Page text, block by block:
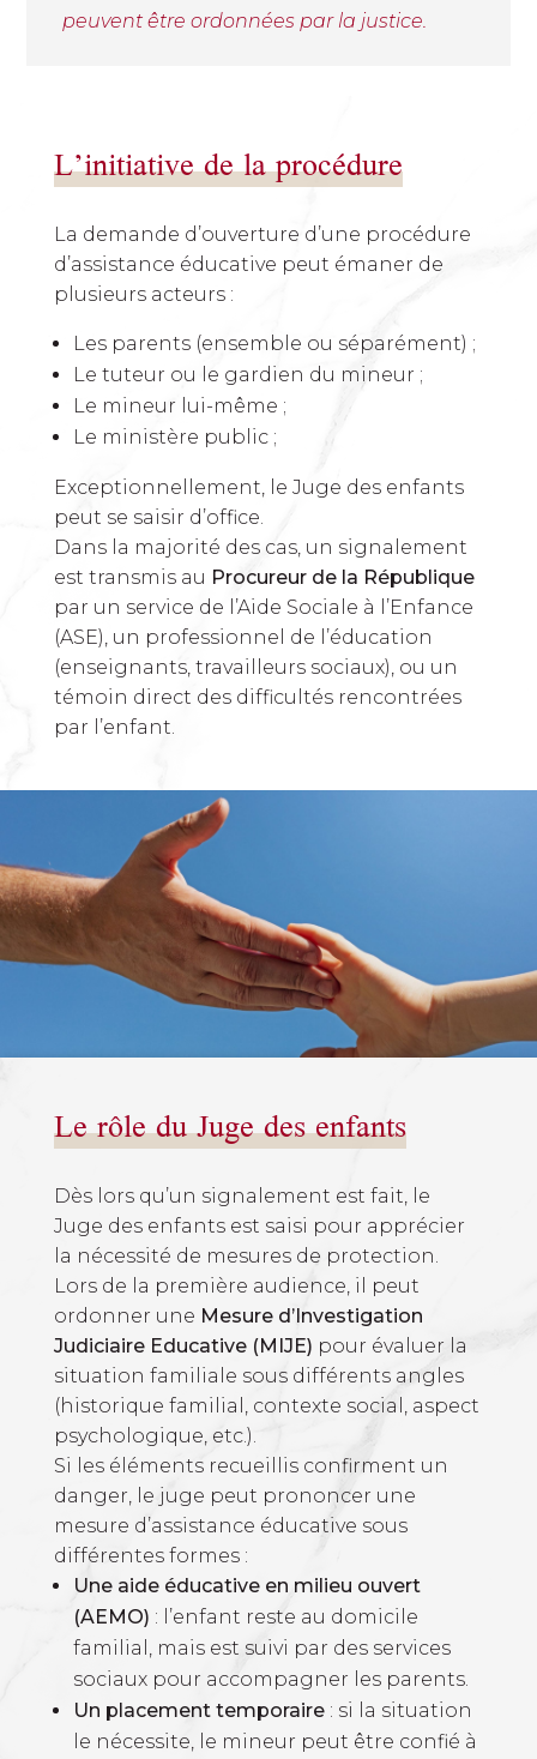
peuvent être ordonnées par la justice.
L’initiative de la procédure
La demande d’ouverture d’une procédure
d’assistance éducative peut émaner de
plusieurs acteurs :
Les parents (ensemble ou séparément) ;
Le tuteur ou le gardien du mineur ;
Le mineur lui-même ;
Le ministère public ;
Exceptionnellement, le Juge des enfants
peut se saisir d’office.
Dans la majorité des cas, un signalement
est transmis au Procureur de la République
par un service de l’Aide Sociale à l’Enfance
(ASE), un professionnel de l’éducation
(enseignants, travailleurs sociaux), ou un
témoin direct des difficultés rencontrées
par l’enfant.
Le rôle du Juge des enfants
Dès lors qu’un signalement est fait, le
Juge des enfants est saisi pour apprécier
la nécessité de mesures de protection.
Lors de la première audience, il peut
ordonner une Mesure d’Investigation
Judiciaire Educative (MIJE) pour évaluer la
situation familiale sous différents angles
(historique familial, contexte social, aspect
psychologique, etc.).
Si les éléments recueillis confirment un
danger, le juge peut prononcer une
mesure d’assistance éducative sous
différentes formes :
Une aide éducative en milieu ouvert
(AEMO) : l’enfant reste au domicile
familial, mais est suivi par des services
sociaux pour accompagner les parents.
Un placement temporaire: si la situation
le nécessite, le mineur peut être confié à